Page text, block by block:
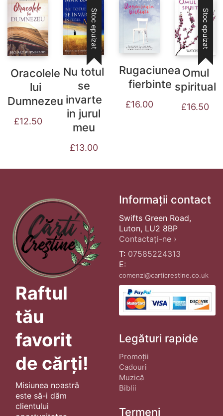
Oracolele
lui
Dumnezeu
£12.50
Stoc epuizat
Nu totul
se
invarte
in jurul
meu
£13.00
Rugaciunea
fierbinte
£16.00
Stoc epuizat
Omul
spiritual
£16.50
Raftul
tău
favorit
de cărți!
Misiunea noastră
este să-i dăm
clientului
Informații contact
Swifts Green Road,
Luton, LU2 8BP
Contactați-ne ›
T: 07585224313
E:
comenzi@carticrestine.co.uk
Legături rapide
Promoții
Cadouri
Muzică
Biblii
Termeni